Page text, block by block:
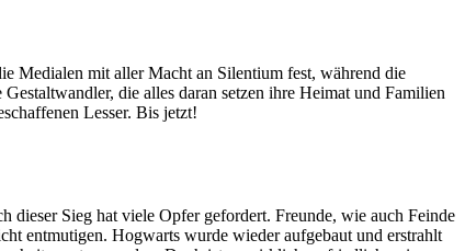
sehr viel schlimmerem.
Medialen mit aller Macht an Silentium fest, während die
die alles daran setzen ihre Heimat und Familien
Lesser. Bis jetzt!
dieser Sieg hat viele Opfer gefordert. Freunde, wie auch Feinde
entmutigen. Hogwarts wurde wieder aufgebaut und erstrahlt